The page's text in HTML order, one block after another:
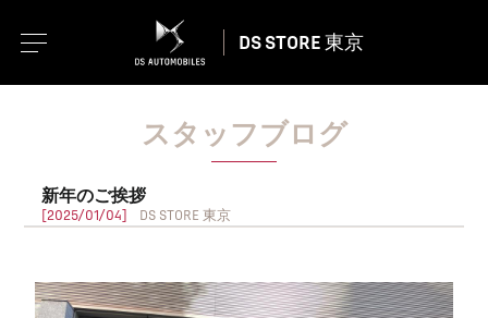
DS STORE 東京
スタッフブログ
新年のご挨拶
[2025/01/04] DS STORE 東京